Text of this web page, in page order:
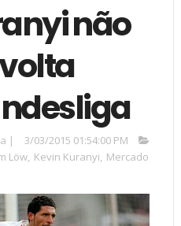
não
|
3/03/2015 01:54:00 PM
Löw, Kevin Kuranyi, Mercado